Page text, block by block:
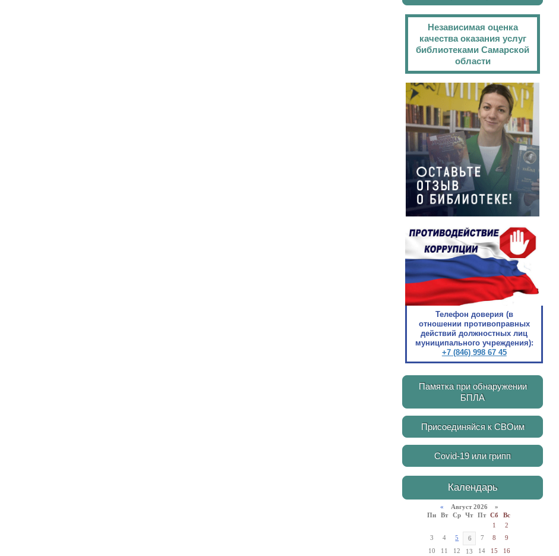
Независимая оценка
качества оказания услуг
библиотеками Самарской
области
Телефон доверия (в
отношении противоправных
действий должностных лиц
муниципального учреждения):
+7 (846) 998 67 45
Памятка при обнаружении
БПЛА
Присоединяйся к СВОим
Covid-19 или грипп
Календарь
« Август 2026 »
Пн
Вт Ср Чт Пт Сб
Вс
1
2
3
4 5 6 7 8
9
10
11 12 13 14 15 16